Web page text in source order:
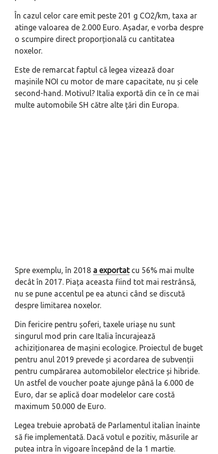
În cazul celor care emit peste 201 g CO2/km, taxa ar
atinge valoarea de 2.000 Euro. Așadar, e vorba despre
o scumpire direct proporțională cu cantitatea
noxelor.
Este de remarcat faptul că legea vizează doar
mașinile NOI cu motor de mare capacitate, nu și cele
second-hand. Motivul? Italia exportă din ce în ce mai
multe automobile SH către alte țări din Europa.
Spre exemplu, în 2018 a exportatcu 56% mai multe
decât în 2017. Piața aceasta fiind tot mai restrânsă,
nu se pune accentul pe ea atunci când se discută
despre limitarea noxelor.
Din fericire pentru șoferi, taxele uriașe nu sunt
singurul mod prin care Italia încurajează
achiziționarea de mașini ecologice. Proiectul de buget
pentru anul 2019 prevede și acordarea de subvenții
pentru cumpărarea automobilelor electrice și hibride.
Un astfel de voucher poate ajunge până la 6.000 de
Euro, dar se aplică doar modelelor care costă
maximum 50.000 de Euro.
Legea trebuie aprobată de Parlamentul italian înainte
să fie implementată. Dacă votul e pozitiv, măsurile ar
putea intra în vigoare începând de la 1 martie.